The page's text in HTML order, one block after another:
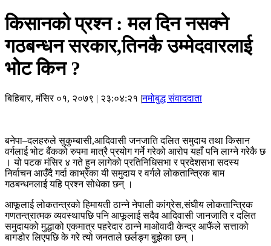
किसानको प्रश्न : मल दिन नसक्ने
गठबन्धन सरकार,तिनकै उम्मेदवारलाई
भोट किन ?
बिहिबार, मंसिर ०१, २०७९ | २३:०४:२१ |नमोबुद्ध संवाददाता
बनेपा–दलहरुले सुकुम्बासी,आदिवासी जनजाति दलित समुदाय तथा किसान
वर्गलाई भोट बैंकको रुपमा मात्रै प्रयोग गर्ने गरेको आरोप यहाँ पनि लाग्ने गरेकै छ
। यो पटक मंसिर ४ गते हुन लागेको प्रतिनिधिसभा र प्रदेशसभा सदस्य
निर्वाचन आउँदै गर्दा काभ्रेका यी समुदाय र वर्गले लोकतान्त्रिक बाम
गठबन्धनलाई यहि प्रश्न सोधेका छन् ।
आफूलाई लोकतन्त्रको हिमायती ठान्ने नेपाली कांग्रेस,संघीय लोकतान्त्रिक
गणतन्त्रात्मक व्यवस्थापछि पनि आफूलाई सदैव आदिवासी जानजाति र दलित
समुदायको मुद्धाको एकमात्र पहरेदार ठान्ने माओवादी केन्द्र आफैंले सत्ताको
बागडोर लिएपछि के गरे त्यो जनताले छर्लङ्ग बुझेका छन् ।